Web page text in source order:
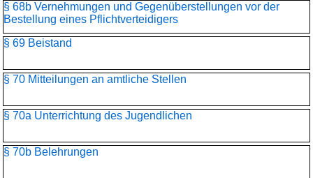
§ 68b Vernehmungen und Gegenüberstellungen vor der
Bestellung eines Pflichtverteidigers
§ 69 Beistand
§ 70 Mitteilungen an amtliche Stellen
§ 70a Unterrichtung des Jugendlichen
§ 70b Belehrungen